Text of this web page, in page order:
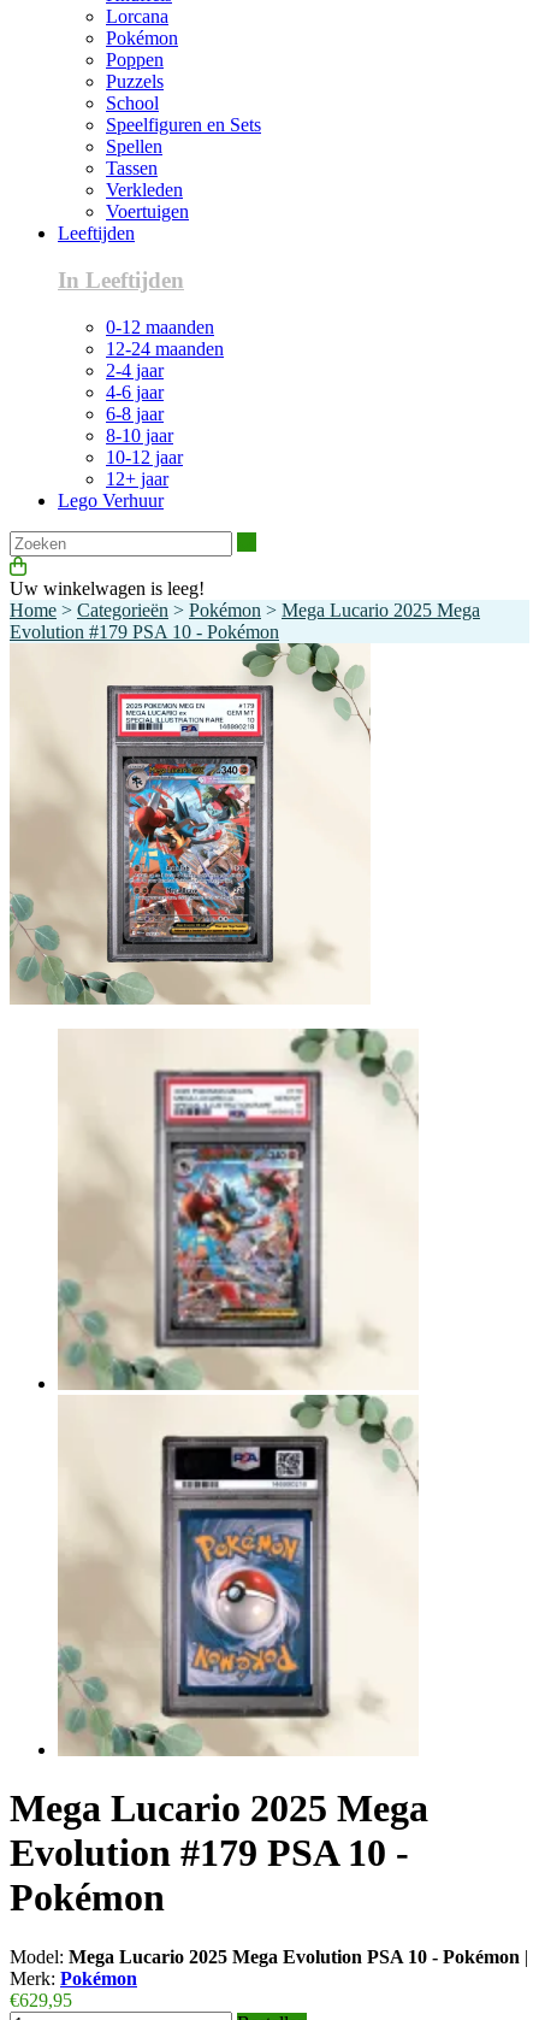
Lorcana
Pokémon
Poppen
Puzzels
School
Speelfiguren en Sets
Spellen
Tassen
Verkleden
Voertuigen
Leeftijden
In Leeftijden
0-12 maanden
12-24 maanden
2-4 jaar
4-6 jaar
6-8 jaar
8-10 jaar
10-12 jaar
12+ jaar
Lego Verhuur
Uw winkelwagen is leeg!
Home > Categorieën > Pokémon > Mega Lucario 2025 Mega
Evolution #179 PSA 10 - Pokémon
Mega Lucario 2025 Mega
Evolution #179 PSA 10 -
Pokémon
Model: Mega Lucario 2025 Mega Evolution PSA 10 - Pokémon |
Merk: Pokémon
€629,95